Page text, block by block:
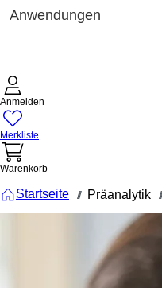
Anwendungen
Anmelden
Merkliste
Warenkorb
Startseite /// Präanalytik ///